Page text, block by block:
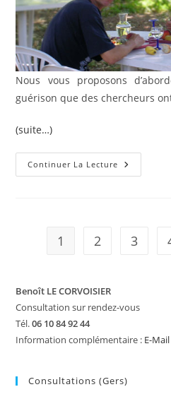
Nous vous proposons
guérison que des chercheurs
(suite…)
Continuer La Lecture Les
1 2 3
Benoît LE CORVOISIER
Consultation sur rendez-vous
Tél.06 10 84 92 44
Information complémentaire : E-Mail
Consultations (Gers)